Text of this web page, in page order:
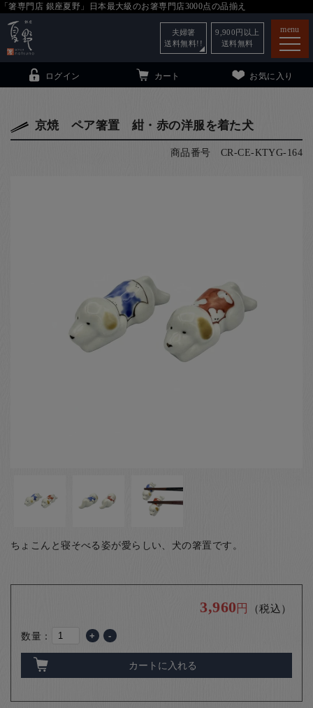
「箸専門店 銀座夏野」日本最大級のお箸専門店3000点の品揃え
menu
法人・飲食店のお客様
ログイン カート お気に入り
夫婦箸
送料無料!!
9,900 円以上
送料無料
京焼 ペア箸置 紺・赤の洋服を着た犬
商品番号 CR-CE-KTYG-164
ちょこんと寝そべる姿が愛らしい、犬の箸置です。
3,960 円 （税込）
数量： + -
カートに入れる